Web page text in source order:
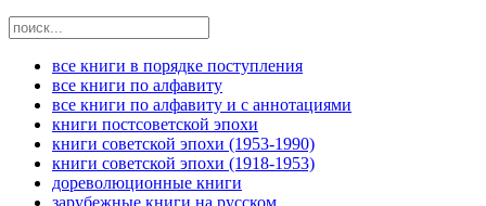
все книги в порядке поступления
все книги по алфавиту
все книги по алфавиту и с аннотациями
книги постсоветской эпохи
книги советской эпохи (1953-1990)
книги советской эпохи (1918-1953)
дореволюционные книги